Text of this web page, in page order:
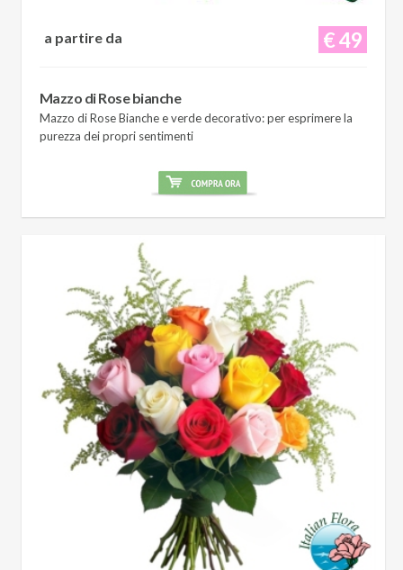
€ 49
a partire da
Mazzo di Rose bianche
Mazzo di Rose Bianche e verde decorativo: per esprimere la
purezza dei propri sentimenti